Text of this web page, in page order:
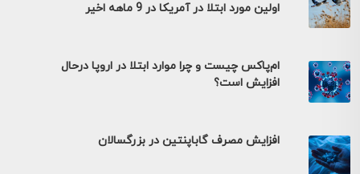
اولین مورد ابتلا در آمریکا در 9 ماهه اخیر
ام‌پاکس چیست و چرا موارد ابتلا در اروپا درحال
افزایش است؟
افزایش مصرف گاباپنتین در بزرگسالان